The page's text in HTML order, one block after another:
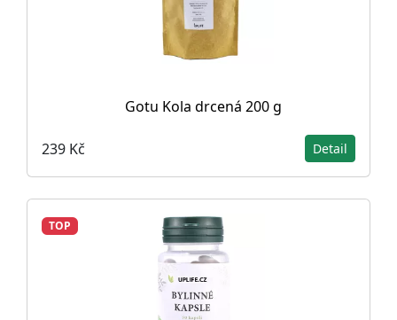
Gotu Kola drcená 200 g
239 Kč Detail
TOP